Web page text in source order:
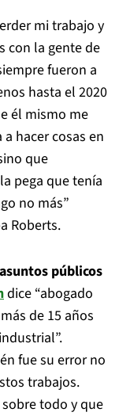
mi trabajo y
con la gente de
fueron a
hasta el 2020
él mismo me
hacer cosas en
que
pega que tenía
no más”
Roberts.
públicos
dice “abogado
de 15 años
fue su error no
trabajos.
todo y que